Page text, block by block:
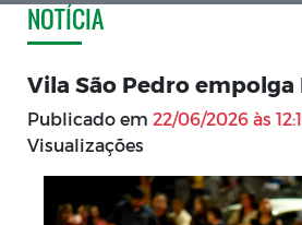
NOTÍCIA
Vila São Pedro empolga
Publicado em 22/06/2026 às
Visualizações